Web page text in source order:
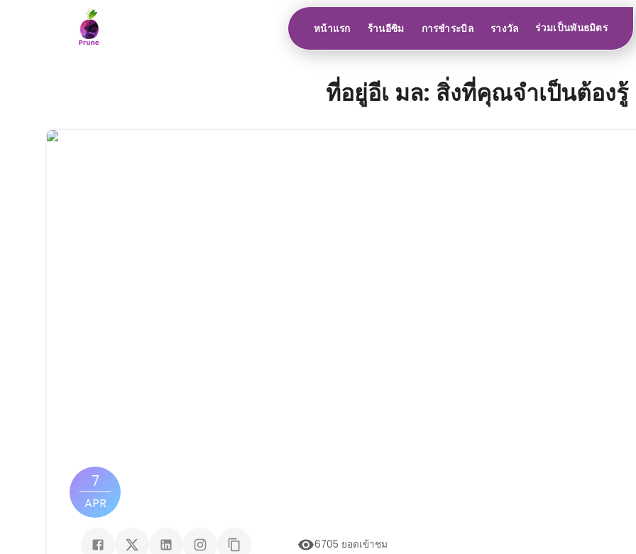
หน้าแรก ร้านอีซิม การชำระบิล รางวัล ร่วมเป็นพันธมิตร
ที่อยู่อีเ มล: สิ่งที่คุณจําเป็นต้องรู้
7
APR
6705 ยอดเข้าชม